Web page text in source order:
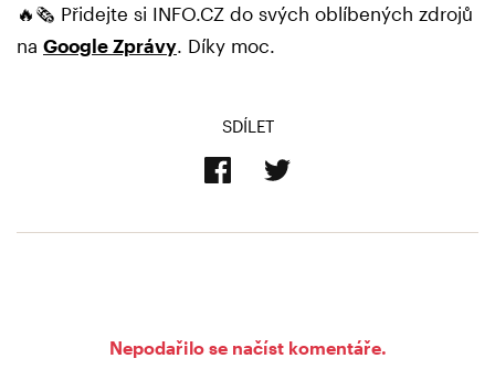
🔥🗞️ Přidejte si INFO.CZ do svých oblíbených zdrojů
na Google Zprávy . Díky moc.
SDÍLET
Nepodařilo se načíst komentáře.